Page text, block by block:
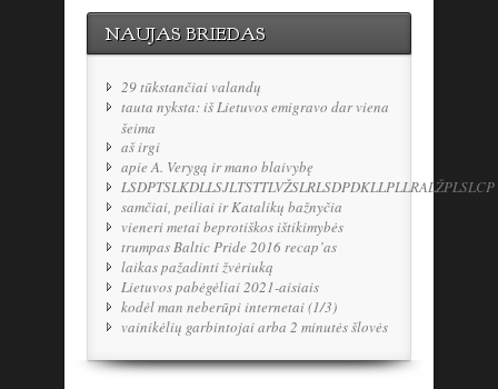
NAUJAS BRIEDAS
29 tūkstančiai valandų
tauta nyksta: iš Lietuvos emigravo dar viena
šeima
aš irgi
apie A. Verygą ir mano blaivybę
LSDPTSLKDLLSJLTSTTLVŽSLRLSDPDKLLPLLRALŽPLSLCP
samčiai, peiliai ir Katalikų bažnyčia
vieneri metai beprotiškos ištikimybės
trumpas Baltic Pride 2016 recap’as
laikas pažadinti žvėriuką
Lietuvos pabėgėliai 2021-aisiais
kodėl man neberūpi internetai (1/3)
vainikėlių garbintojai arba 2 minutės šlovės